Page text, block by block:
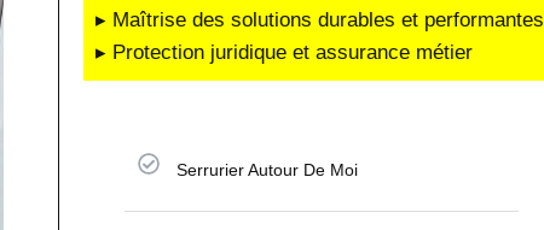
▸ Maîtrise des solutions durables et performantes
▸ Protection juridique et assurance métier
Serrurier Autour De Moi